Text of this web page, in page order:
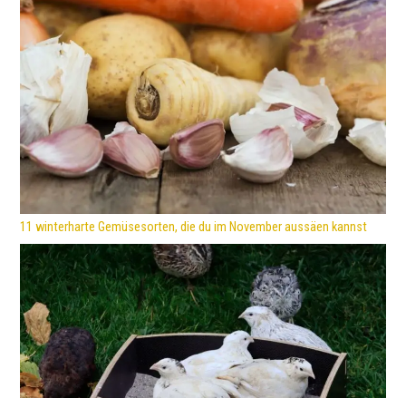
11 winterharte Gemüsesorten, die du im November aussäen kannst